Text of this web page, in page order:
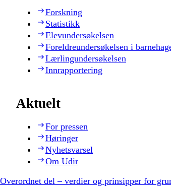
Forskning
Statistikk
Elevundersøkelsen
Foreldreundersøkelsen i
Lærlingundersøkelsen
Innrapportering
Aktuelt
For pressen
Høringer
Nyhetsvarsel
Om Udir
Overordnet del – verdier og prinsipper for